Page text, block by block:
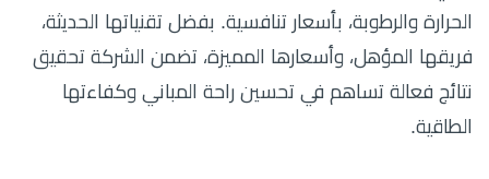
الحرارة والرطوبة، بأسعار تنافسية. بفضل تقنياتها الحديثة،
فريقها المؤهل، وأسعارها المميزة، تضمن الشركة تحقيق
نتائج فعالة تساهم في تحسين راحة المباني وكفاءتها
الطاقية.